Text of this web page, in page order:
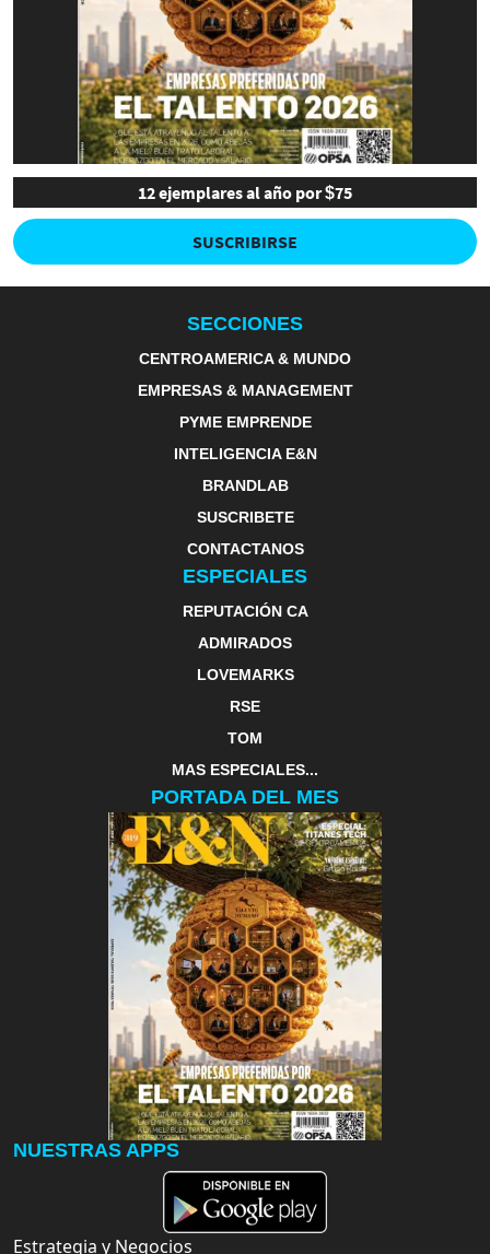
12 ejemplares al año por $75
SUSCRIBIRSE
SECCIONES
CENTROAMERICA & MUNDO
EMPRESAS & MANAGEMENT
PYME EMPRENDE
INTELIGENCIA E&N
BRANDLAB
SUSCRIBETE
CONTACTANOS
ESPECIALES
REPUTACIÓN CA
ADMIRADOS
LOVEMARKS
RSE
TOM
MAS ESPECIALES...
PORTADA DEL MES
NUESTRAS APPS
Estrategia y Negocios